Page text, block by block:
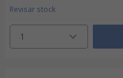
Revisar stock
1